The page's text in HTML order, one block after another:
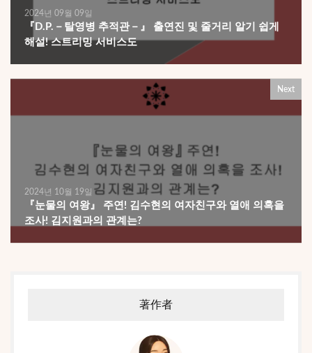
2024년 09월 09일
『D.P.－탈영병 추적관－』 출연진 및 줄거리 알기 쉽게
해설! 스트리밍 서비스도
Next
2024년 10월 19일
『눈물의 여왕』 주연! 김수현의 여자친구와 열애 의혹을
조사! 김지원과의 관계는?
著作者